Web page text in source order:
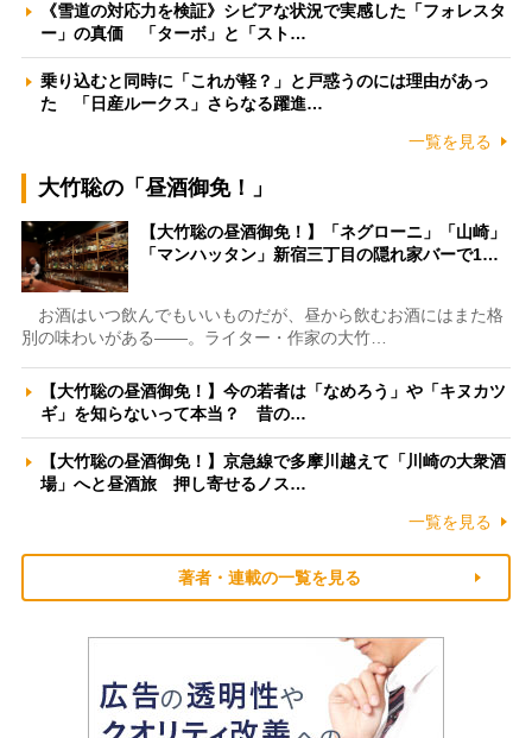
《雪道の対応力を検証》シビアな状況で実感した「フォレスタ
ー」の真価 「ターボ」と「スト…
乗り込むと同時に「これが軽？」と戸惑うのには理由があっ
た 「日産ルークス」さらなる躍進…
一覧を見る
大竹聡の「昼酒御免！」
【大竹聡の昼酒御免！】「ネグローニ」「山崎」
「マンハッタン」新宿三丁目の隠れ家バーで1…
お酒はいつ飲んでもいいものだが、昼から飲むお酒にはまた格
別の味わいがある――。ライター・作家の大竹…
【大竹聡の昼酒御免！】今の若者は「なめろう」や「キヌカツ
ギ」を知らないって本当？ 昔の…
【大竹聡の昼酒御免！】京急線で多摩川越えて「川崎の大衆酒
場」へと昼酒旅 押し寄せるノス…
一覧を見る
著者・連載の一覧を見る